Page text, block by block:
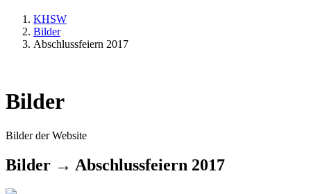
KHSW
Bilder
Abschlussfeiern 2017
Bilder
Bilder der Website
Bilder → Abschlussfeiern 2017